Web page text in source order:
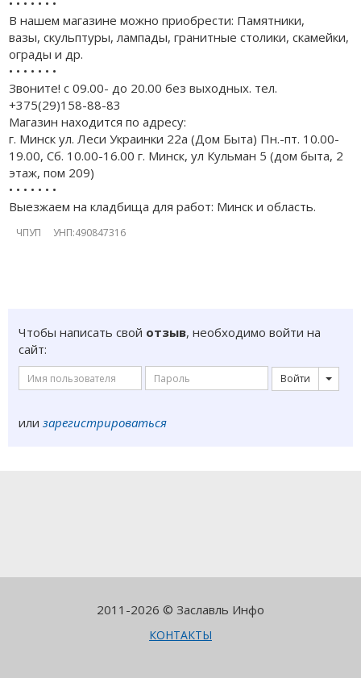
• • • • • • •
В нашем магазине можно приобрести: Памятники,
вазы, скульптуры, лампады, гранитные столики, скамейки,
ограды и др.
• • • • • • •
Звоните! с 09.00- до 20.00 без выходных. тел.
+375(29)158-88-83
Магазин находится по адресу:
г. Минск ул. Леси Украинки 22а (Дом Быта) Пн.-пт. 10.00-
19.00, Сб. 10.00-16.00 г. Минск, ул Кульман 5 (дом быта, 2
этаж, пом 209)
• • • • • • •
Выезжаем на кладбища для работ: Минск и область.
ЧПУП УНП:490847316
Чтобы написать свой отзыв, необходимо войти на
сайт:
Войти
или зарегистрироваться
2011-2026 © Заславль Инфо
КОНТАКТЫ